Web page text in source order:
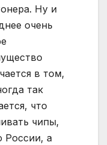
Ну и
очень
в том,
так
что
чипы,
России, а